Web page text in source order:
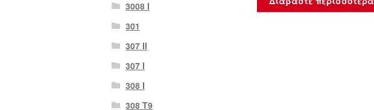
3008 Ι
301
307 II
307 Ι
308 Ι
308 Τ9